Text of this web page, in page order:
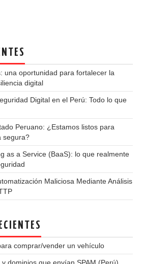
una oportunidad para fortalecer la
digital
Digital en el Perú: Todo lo que
Peruano: ¿Estamos listos para
segura?
as a Service (BaaS): lo que realmente
Maliciosa Mediante Análisis
comprar/vender un vehículo